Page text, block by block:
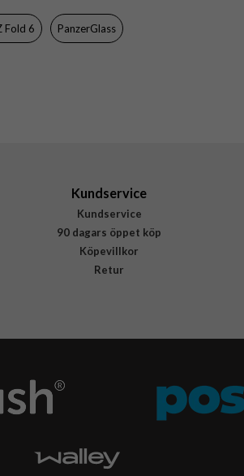
Genomskinlig
Härdat glas
Fold 6 PanzerGlass
Kundservice
Kundservice
90 dagars öppet köp
Köpevillkor
Retur